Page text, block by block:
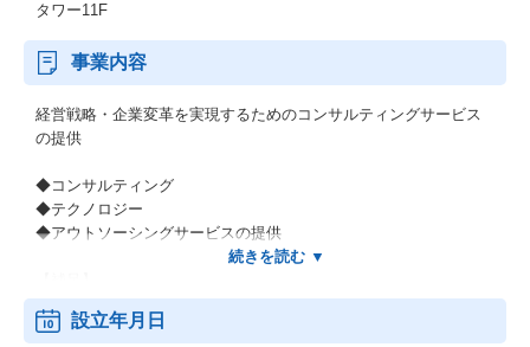
タワー11F
事業内容
経営戦略・企業変革を実現するためのコンサルティングサービス
の提供
◆コンサルティング
◆テクノロジー
◆アウトソーシングサービスの提供
＊長期にわたってこの国のインフラと数々の日本企業を支えてき
た当社グループの歴史。そして世界有数のグローバルファームで
設立年月日